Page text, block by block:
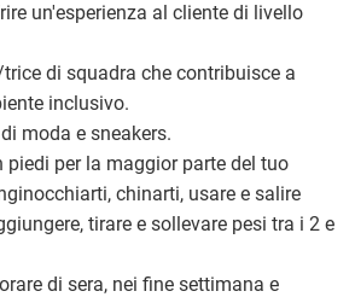
un'esperienza al cliente di livello
di squadra che contribuisce a
inclusivo.
di moda e sneakers.
piedi per la maggior parte del tuo
chinarti, usare e salire
tirare e sollevare pesi tra i 2 e
di sera, nei fine settimana e